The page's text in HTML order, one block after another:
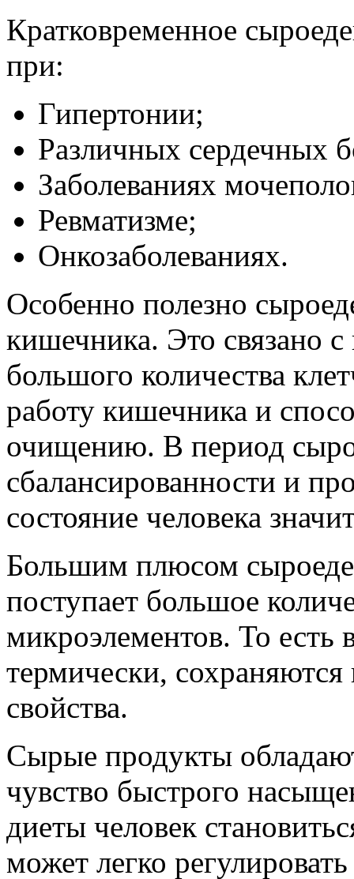
Кратковременное
при:
Гипертонии;
Различных сердечных
Заболеваниях
Ревматизме;
Онкозаболеваниях.
Особенно полезно
кишечника. Это связано
большого количества
работу кишечника и
очищению. В период
сбалансированности и
состояние человека
Большим плюсом
поступает большое
микроэлементов. То есть
термически,
свойства.
Сырые продукты
чувство быстрого
диеты человек
может легко